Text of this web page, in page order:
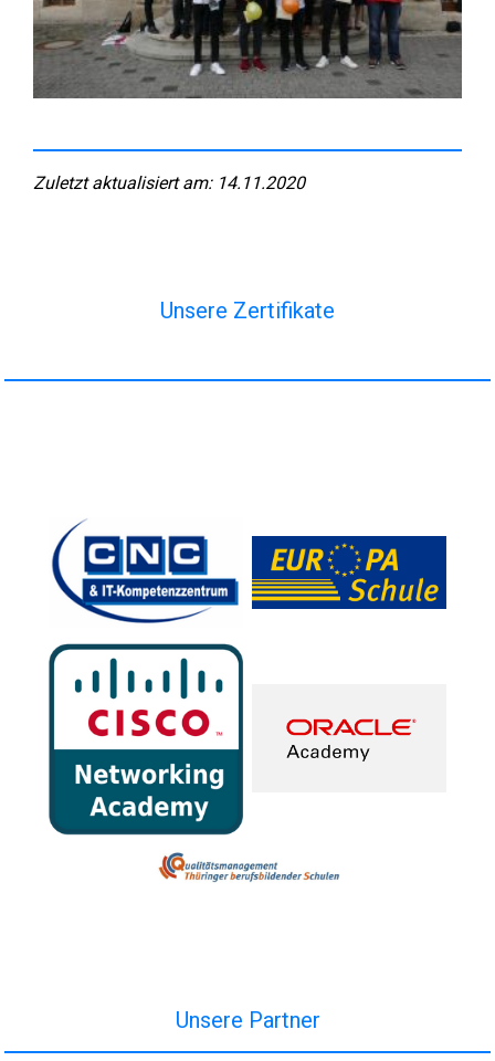
Zuletzt aktualisiert am: 14.11.2020
Unsere Zertifikate
Unsere Partner